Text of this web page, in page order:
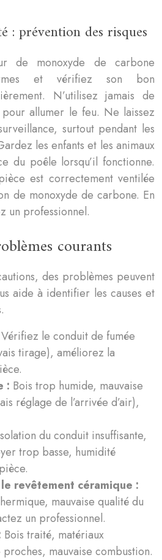
: prévention des risques
de monoxyde de carbone
et vérifiez son bon
N’utilisez jamais de
allumer le feu. Ne laissez
surtout pendant les
les enfants et les animaux
du poêle lorsqu’il fonctionne.
est correctement ventilée
de monoxyde de carbone. En
un professionnel.
courants
des problèmes peuvent
aide à identifier les causes et
Vérifiez le conduit de fumée
tirage), améliorez la
: Bois trop humide, mauvaise
réglage de l’arrivée d’air),
du conduit insuffisante,
trop basse, humidité
revêtement céramique :
mauvaise qualité du
un professionnel.
Bois traité, matériaux
mauvaise combustion.